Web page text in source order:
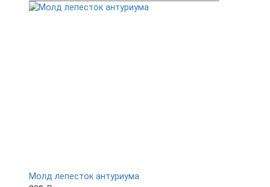
Молд лепесток антуриума